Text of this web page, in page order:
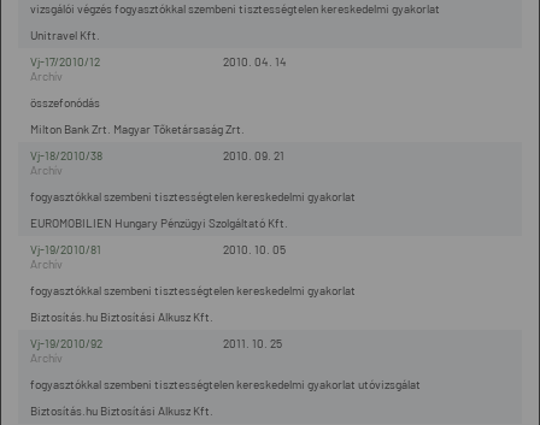
Unitravel Kft.
vizsgálói végzés fogyasztókkal szembeni tisztességtelen kereskedelmi gyakorlat
2010. 04. 14
Vj-17/2010/12
Milton Bank Zrt. Magyar Tőketársaság Zrt.
összefonódás
2010. 09. 21
Vj-18/2010/38
EUROMOBILIEN Hungary Pénzügyi Szolgáltató Kft.
fogyasztókkal szembeni tisztességtelen kereskedelmi gyakorlat
2010. 10. 05
Vj-19/2010/81
Biztosítás.hu Biztosítási Alkusz Kft.
fogyasztókkal szembeni tisztességtelen kereskedelmi gyakorlat
2011. 10. 25
Vj-19/2010/92
Biztosítás.hu Biztosítási Alkusz Kft.
fogyasztókkal szembeni tisztességtelen kereskedelmi gyakorlat utóvizsgálat